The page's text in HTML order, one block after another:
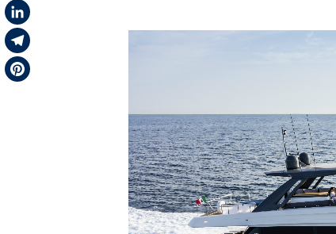
X
LinkedIn
Telegram